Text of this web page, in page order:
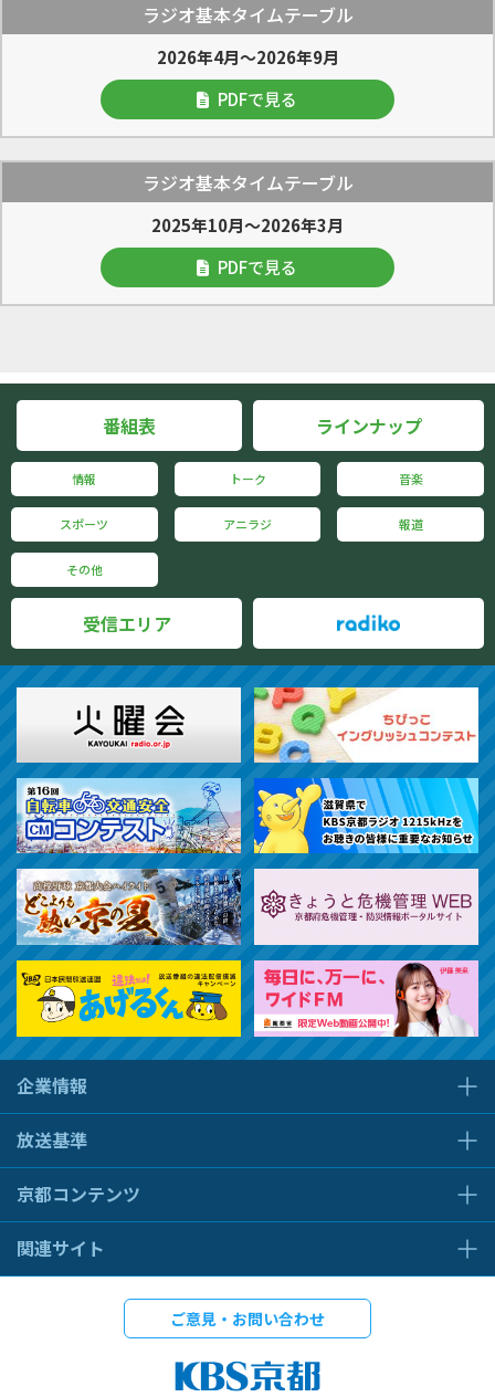
ラジオ基本タイムテーブル
2026年4月～2026年9月
PDFで見る
ラジオ基本タイムテーブル
2025年10月～2026年3月
PDFで見る
番組表 ラインナップ
情報 トーク 音楽
スポーツ アニラジ 報道
その他
受信エリア
企業情報
放送基準
京都コンテンツ
関連サイト
ご意見・お問い合わせ